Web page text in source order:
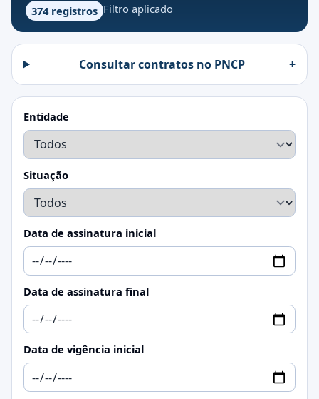
374 registros Filtro aplicado
Consultar contratos no PNCP +
Entidade
Situação
Data de assinatura inicial
Data de assinatura final
Data de vigência inicial